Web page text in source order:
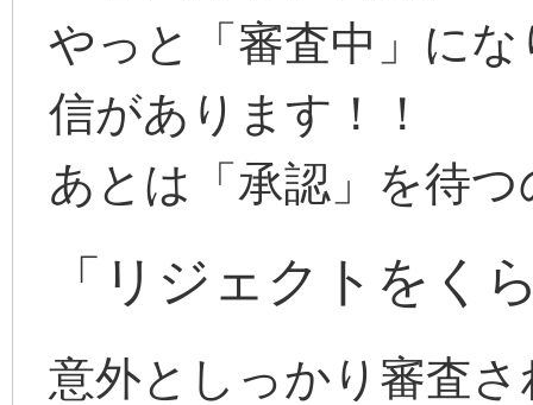
やっと「審査中」に
信があります！！
あとは「承認」を待
「リジェクトをく
意外としっかり審査